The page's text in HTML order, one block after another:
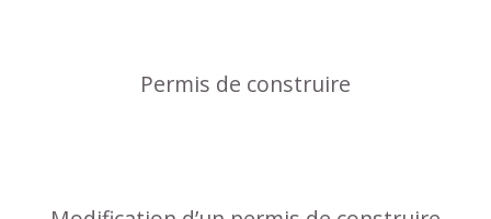
Permis de construire